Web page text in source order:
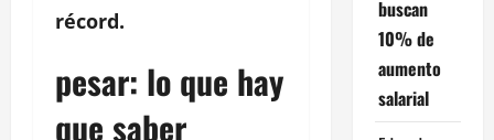
récord.
pesar: lo que hay
que saber
buscan
10% de
aumento
salarial